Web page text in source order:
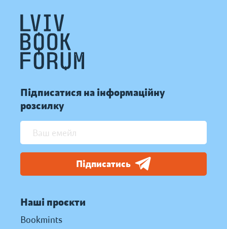
Підписатися на інформаційну
розсилку
Підписатись
Наші проєкти
Bookmints